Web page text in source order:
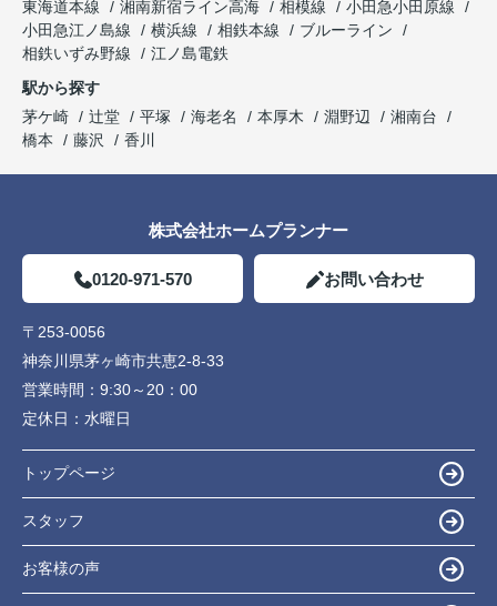
東海道本線
湘南新宿ライン高海 相模線
小田急小田原線
小田急江ノ島線
横浜線 相鉄本線
ブルーライン
相鉄いずみ野線
江ノ島電鉄
駅から探す
茅ケ崎
辻堂 平塚 海老名 本厚木 淵野辺
湘南台
橋本
藤沢 香川
株式会社ホームプランナー
0120-971-570 お問い合わせ
〒253-0056
神奈川県茅ヶ崎市共恵2-8-33
営業時間： 9:30～20：00
定休日： 水曜日
トップページ
スタッフ
お客様の声